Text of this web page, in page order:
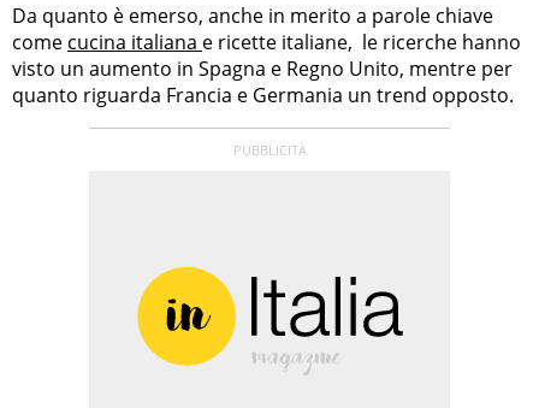
Da quanto è emerso, anche in merito a parole chiave
come cucina italiana e ricette italiane, le ricerche hanno
visto un aumento in Spagna e Regno Unito, mentre per
quanto riguarda Francia e Germania un trend opposto.